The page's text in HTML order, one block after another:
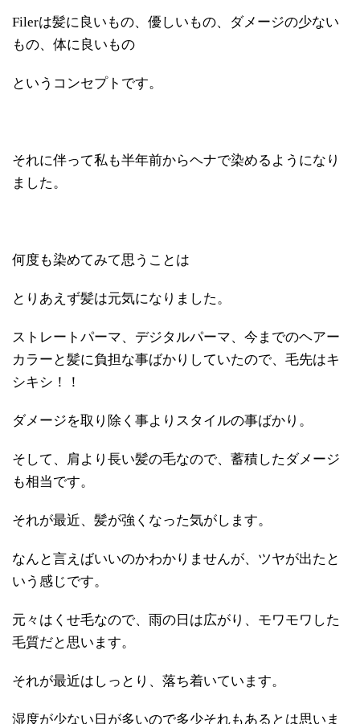
Filerは髪に良いもの、優しいもの、ダメージの少ない
もの、体に良いもの
というコンセプトです。
それに伴って私も半年前からヘナで染めるようになり
ました。
何度も染めてみて思うことは
とりあえず髪は元気になりました。
ストレートパーマ、デジタルパーマ、今までのヘアー
カラーと髪に負担な事ばかりしていたので、毛先はキ
シキシ！！
ダメージを取り除く事よりスタイルの事ばかり。
そして、肩より長い髪の毛なので、蓄積したダメージ
も相当です。
それが最近、髪が強くなった気がします。
なんと言えばいいのかわかりませんが、ツヤが出たと
いう感じです。
元々はくせ毛なので、雨の日は広がり、モワモワした
毛質だと思います。
それが最近はしっとり、落ち着いています。
湿度が少ない日が多いので多少それもあるとは思いま